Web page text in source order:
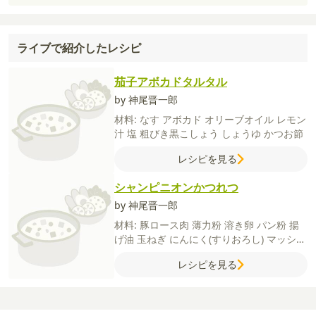
ライブで紹介したレシピ
茄子アボカドタルタル
by 神尾晋一郎
材料: なす アボカド オリーブオイル レモン
汁 塩 粗びき黒こしょう しょうゆ かつお節
レシピを見る
シャンピニオンかつれつ
by 神尾晋一郎
材料: 豚ロース肉 薄力粉 溶き卵 パン粉 揚
げ油 玉ねぎ にんにく(すりおろし) マッシュ
コンソメ(顆粒)【付け合せ】
レシピを見る